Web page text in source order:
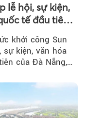
lễ hội, sự kiện,
tế đầu tiên
khởi công Sun
sự kiện, văn hóa
của Đà Nẵng,…